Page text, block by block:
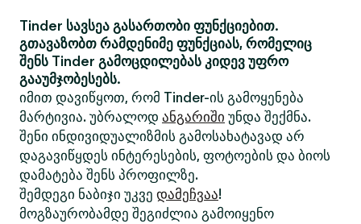
Tinder სავსეა გასართობი ფუნქციებით.
გთავაზობთ რამდენიმე ფუნქციას, რომელიც
შენს Tinder გამოცდილებას კიდევ უფრო
გააუმჯობესებს.
იმით დავიწყოთ, რომ Tinder-ის გამოყენება
მარტივია. უბრალოდ ანგარიში უნდა შექმნა.
შენი ინდივიდუალიზმის გამოსახატავად არ
დაგავიწყდეს ინტერესების, ფოტოების და ბიოს
დამატება შენს პროფილზე.
შემდეგი ნაბიჯი უკვე დამეჩვაა!
მოგზაურობამდე შეგიძლია გამოიყენო